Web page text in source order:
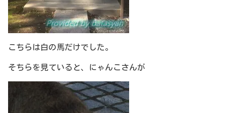
こちらは白の馬だけでした。
そちらを見ていると、にゃんこさんが